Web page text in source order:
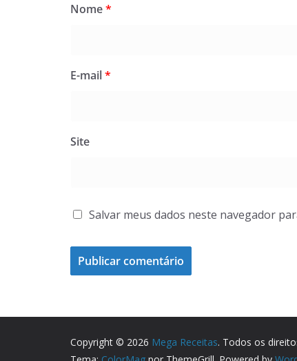
Nome*
E-mail*
Site
Salvar meus dados neste navegador
Copyright © 2026 Mega Receitas. Todos os